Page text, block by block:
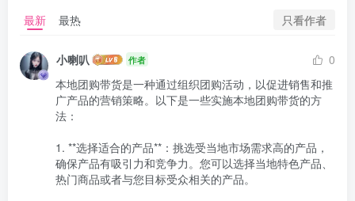
最新 最热 只看作者
小喇叭 作者
0
本地团购带货是一种通过组织团购活动，以促进销售和推
广产品的营销策略。以下是一些实施本地团购带货的方
法：
1. **选择适合的产品**：挑选受当地市场需求高的产品，
确保产品有吸引力和竞争力。您可以选择当地特色产品、
热门商品或者与您目标受众相关的产品。